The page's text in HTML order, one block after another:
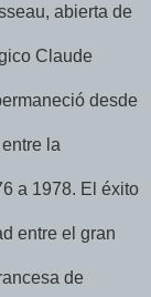
abierta de
Claude
desde
la
a 1978. El éxito
entre el gran
de